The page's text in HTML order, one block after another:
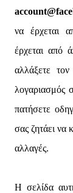
να έρχεται
έρχεται από
αλλάξετε
λογαριασμός
πατήσετε
σας ζητάει να
αλλαγές.
Η σελίδα